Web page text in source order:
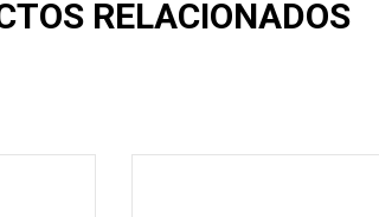
RELACIONADOS